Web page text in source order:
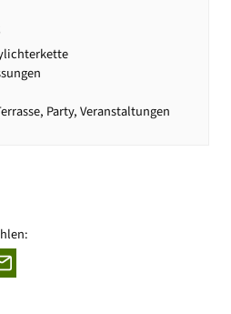
Party, Veranstaltungen